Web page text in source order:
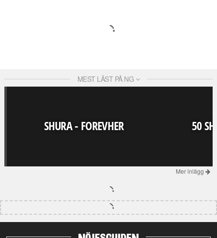
MEST LÄST PÅ NG
SHURA - FOREVHER 50
Mer inlägg